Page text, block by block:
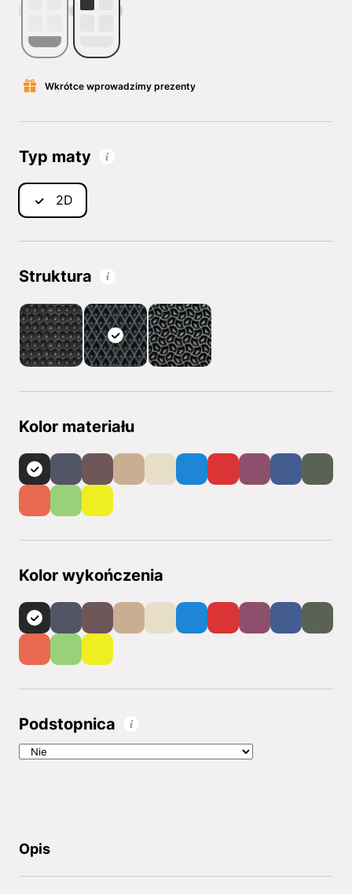
Wkrótce wprowadzimy prezenty
Typ maty
2D
Struktura
Kolor materiału
Kolor wykończenia
Podstopnica
Opis